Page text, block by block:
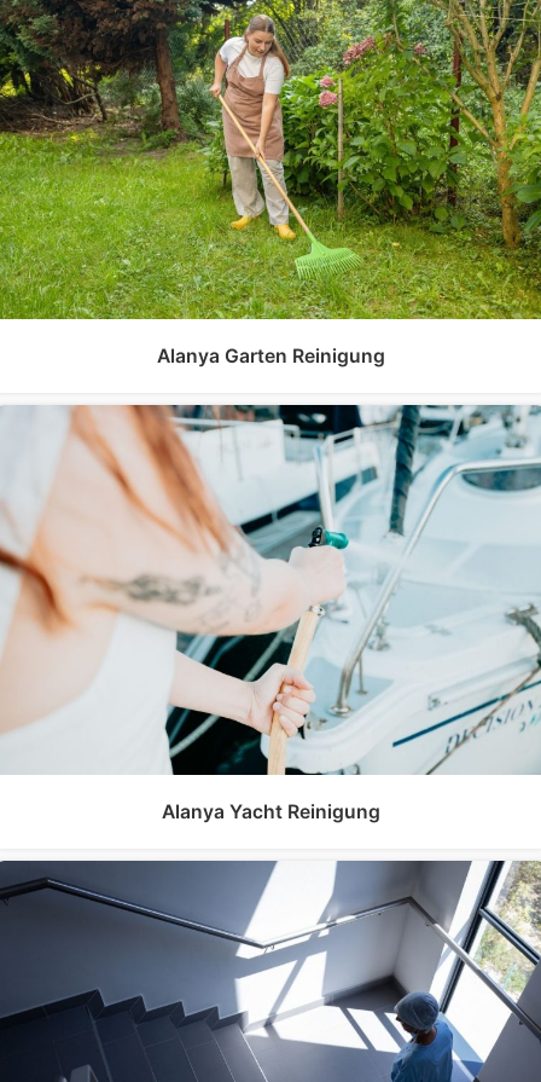
Alanya Garten Reinigung
Alanya Yacht Reinigung